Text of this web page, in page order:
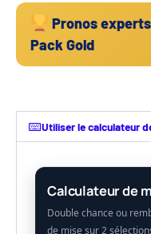
Pronos
Pack Gold
Utiliser le calculateur
Calculateur de